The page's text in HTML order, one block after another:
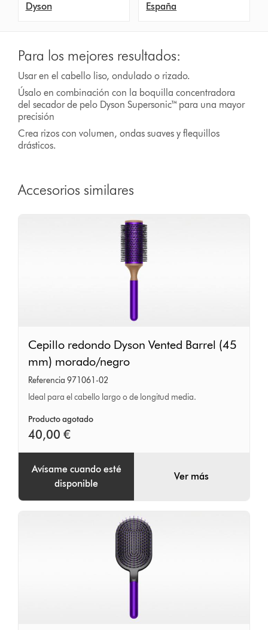
Dyson
España
Para los mejores resultados:
Usar en el cabello liso, ondulado o rizado.
Úsalo en combinación con la boquilla concentradora
del secador de pelo Dyson Supersonic™ para una mayor
precisión
Crea rizos con volumen, ondas suaves y flequillos
drásticos.
Accesorios similares
redondo
Dyson
Vented
Barrel
(45
mm)
morado/negro
Cepillo redondo Dyson Vented Barrel (45
mm) morado/negro
Referencia 971061-02
Ideal para el cabello largo o de longitud media.
Producto agotado
40,00 €
Avísame cuando esté
disponible
Ver más